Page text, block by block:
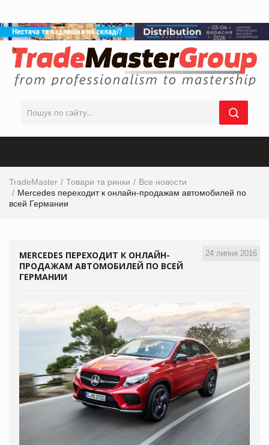
TradeMaster Товари та ринки
Все новости
Mercedes переходит к онлайн-продажам автомобилей по
всей Германии
24 липня 2016
MERCEDES ПЕРЕХОДИТ К ОНЛАЙН-
ПРОДАЖАМ АВТОМОБИЛЕЙ ПО ВСЕЙ
ГЕРМАНИИ